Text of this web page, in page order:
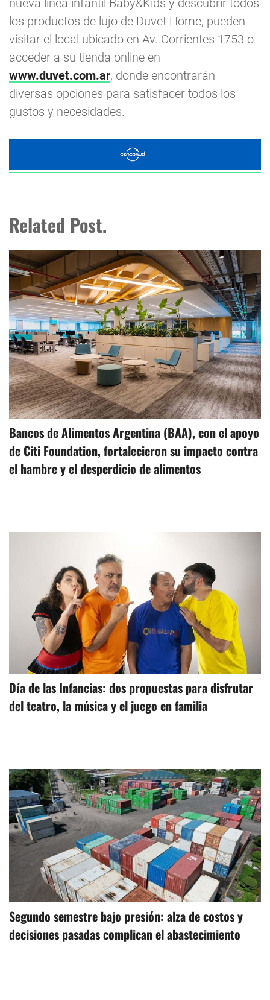
nueva línea infantil Baby&Kids y descubrir todos
los productos de lujo de Duvet Home, pueden
visitar el local ubicado en Av. Corrientes 1753 o
acceder a su tienda online en
www.duvet.com.ar, donde encontrarán
diversas opciones para satisfacer todos los
gustos y necesidades.
Related Post.
Bancos de Alimentos Argentina (BAA), con el apoyo
de Citi Foundation, fortalecieron su impacto contra
el hambre y el desperdicio de alimentos
Día de las Infancias: dos propuestas para disfrutar
del teatro, la música y el juego en familia
Segundo semestre bajo presión: alza de costos y
decisiones pasadas complican el abastecimiento